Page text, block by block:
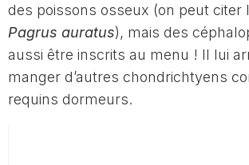
des poissons osseux (on peut citer
Pagrus auratus), mais des
aussi être inscrits au menu ! Il lui
manger d’autres chondrichtyens
requins dormeurs.